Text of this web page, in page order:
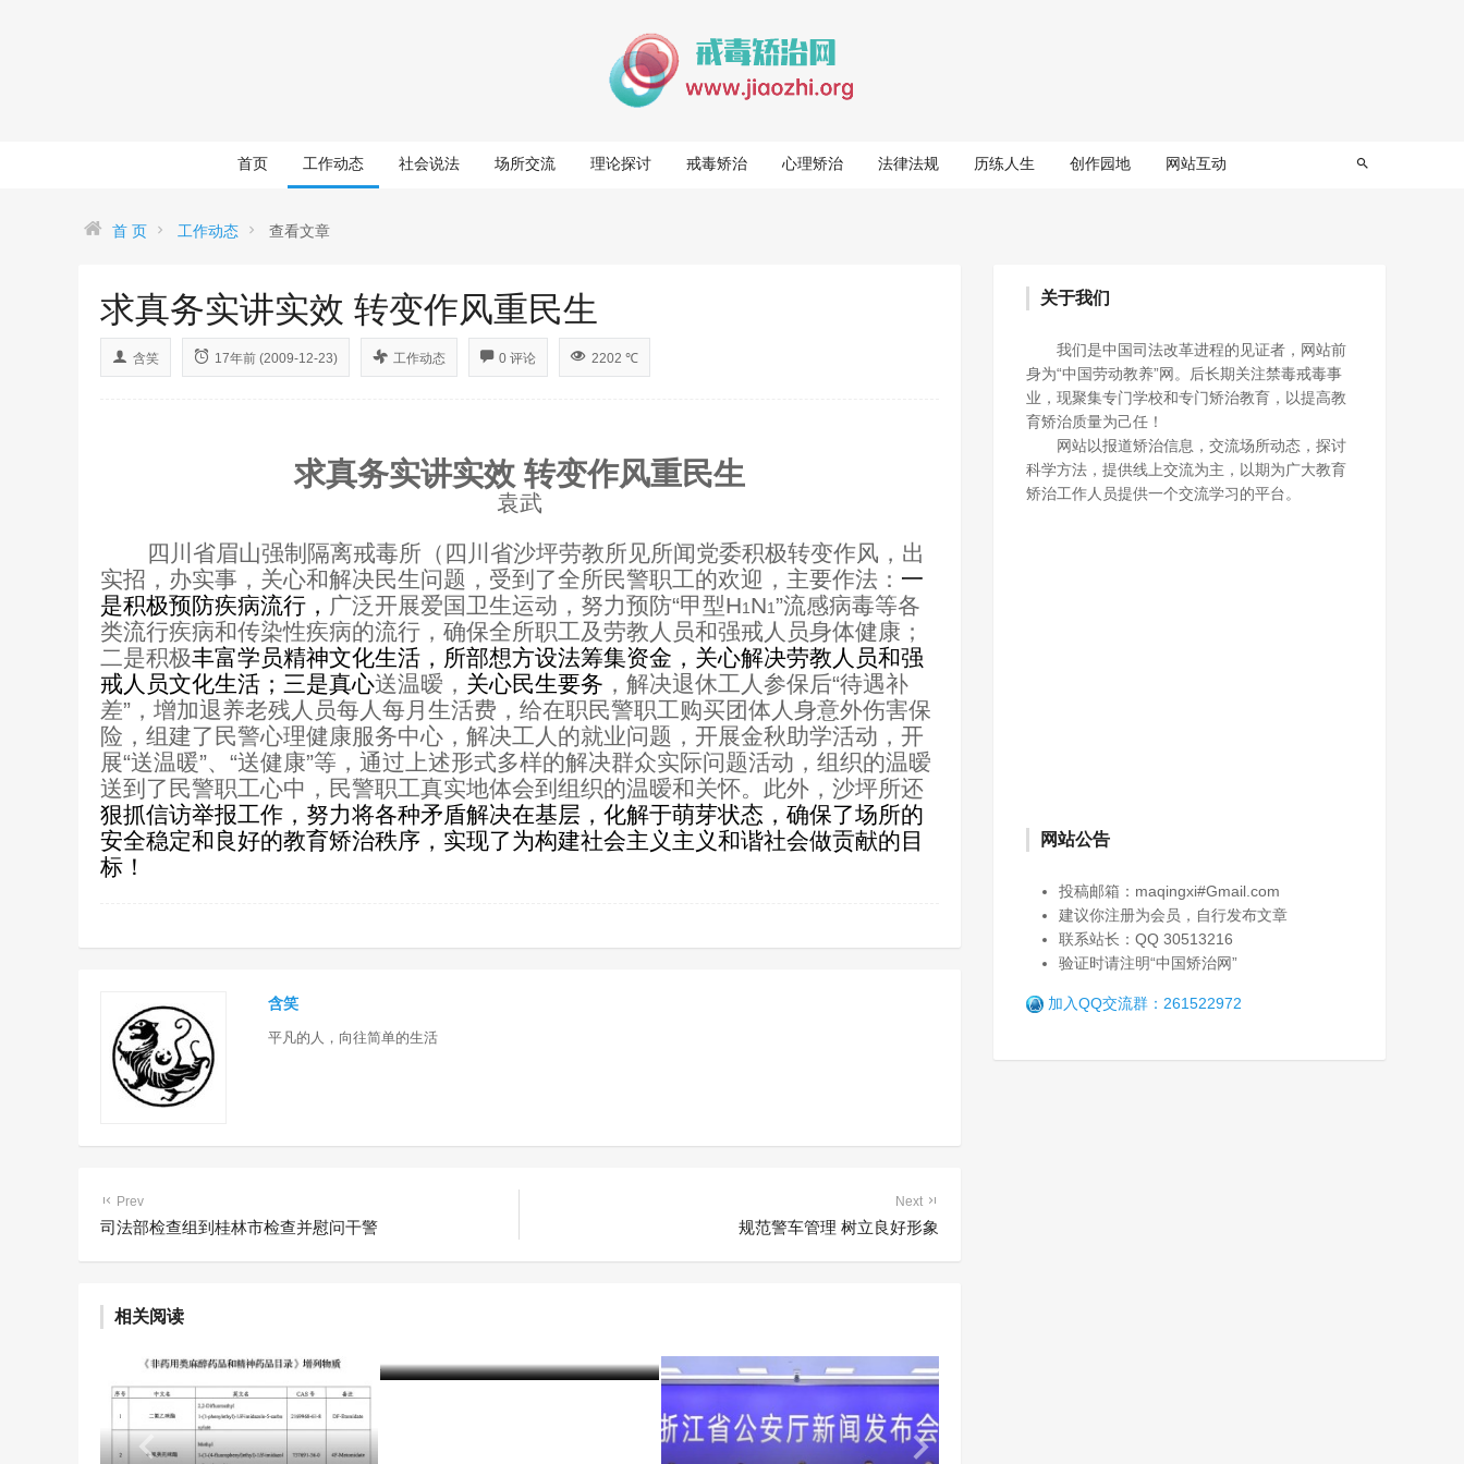
首页 工作动态 社会说法 场所交流 理论探讨 戒毒矫治 心理矫治 法律法规 历练人生 创作园地 网站互动
首 页 工作动态 查看文章
求真务实讲实效 转变作风重民生
含笑 17年前 (2009-12-23) 工作动态 0 评论 2202 ℃
求真务实讲实效 转变作风重民生
袁武
四川省眉山强制隔离戒毒所（四川省沙坪劳教所见所闻党委积极转变作风， 出
实招，办实事，关心和解决民生问题，受到了全所民警职工的欢迎， 主要作法： 一
是积极预防疾病流行， 广泛开展爱国卫生运动，努力预防“甲型H1 N1”流感病毒等各
类流行疾病和传染性疾病的流行，确保全所职工及劳教人员和强戒人员身体健康；
二是积极丰富学员精神文化生活，所部想方设法筹集资金，关心解决劳教人员和强
戒人员文化生活；三是真心送温暧， 关心民生要务 ，解决退休工人参保后“待遇补
差”，增加退养老残人员每人每月生活费，给在职民警职工购买团体人身意外伤害保
险，组建了民警心理健康服务中心，解决工人的就业问题， 开展金秋助学活动， 开
展“送温暖”、“送健康”等，通过上述形式多样的解决群众实际问题活动，组织的温暧
送到了民警职工心中，民警职工真实地体会到组织的温暧和关怀。此外，沙坪所还
狠抓信访举报工作，努力将各种矛盾解决在基层，化解于萌芽状态，确保了场所的
安全稳定和良好的教育矫治秩序，实现了为构建社会主义主义和谐社会做贡献的目
标！
含笑
平凡的人，向往简单的生活
Prev
司法部检查组到桂林市检查并慰问干警
Next
规范警车管理 树立良好形象
相关阅读
关于我们
我们是中国司法改革进程的见证者，网站前
身为“中国劳动教养”网。后长期关注禁毒戒毒事
业，现聚集专门学校和专门矫治教育，以提高教
育矫治质量为己任！
网站以报道矫治信息，交流场所动态，探讨
科学方法，提供线上交流为主，以期为广大教育
矫治工作人员提供一个交流学习的平台。
网站公告
投稿邮箱：maqingxi#Gmail.com
建议你注册为会员，自行发布文章
联系站长：QQ 30513216
验证时请注明“中国矫治网”
加入QQ交流群：261522972